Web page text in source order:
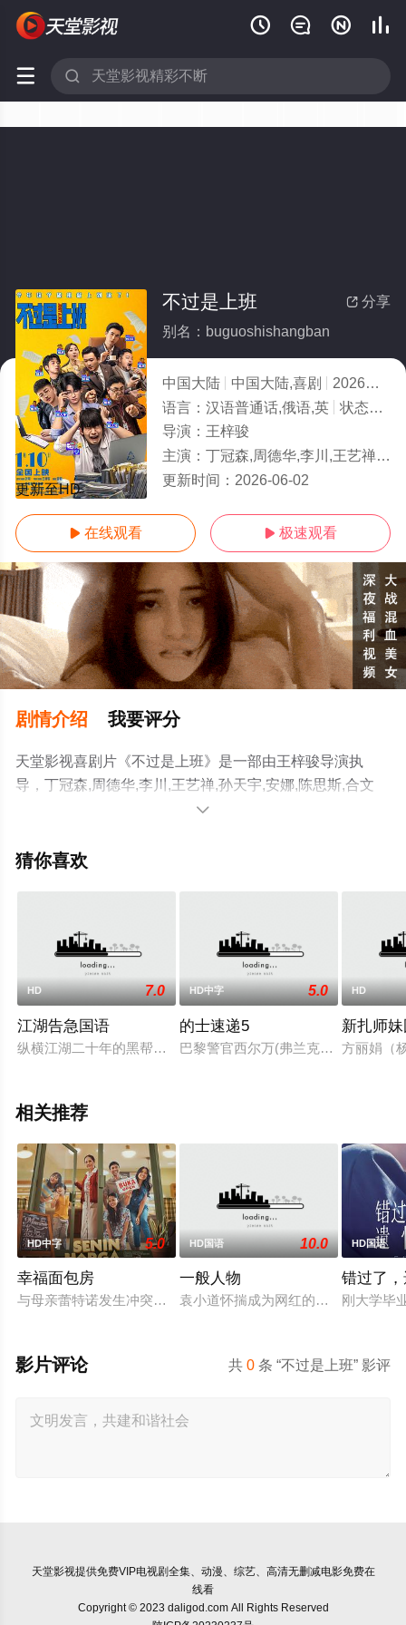
   
 
更新至HD
 分享
不过是上班
别名：buguoshishangban
中国大陆 中国大陆,喜剧 2026
4.0
语言： 汉语普通话,俄语,英 状态：
导演： 王梓骏
主演： 丁冠森,周德华,李川,王艺禅,孙天宇,安娜,陈思斯,合文俊,小爱,李孝谦,吴俊霆,李逗逗,帕赛
更新时间： 2026-06-02
 在线观看  极速观看
剧情介绍 我要评分
天堂影视喜剧片《不过是上班》是一部由王梓骏导演执
导，丁冠森,周德华,李川,王艺禅,孙天宇,安娜,陈思斯,合文
俊,小爱,李孝谦,吴俊霆,李逗逗,帕赛等演员精彩演绎的中国
天堂电影网，更多相关信息可移步至豆瓣电影、电视猫或

猜你喜欢
HD 7.0
江湖告急国语
纵横江湖二十年的黑帮大佬任因久（梁家辉 饰）树敌无数，因
HD中字 5.0
的士速递5
巴黎警官西尔万(弗兰克·盖思堂彼得
HD
新扎师
方丽娟（
相关推荐
HD中字 5.0
幸福面包房
与母亲蕾特诺发生冲突后，穆蒂亚离家出走，决心证明自己的独
HD国语 10.0
一般人物
袁小道怀揣成为网红的梦想创作短视
HD国语
错过了
刚大学毕
共0 条 “不过是上班” 影评
影片评论
天堂影视提供免费VIP电视剧全集、动漫、综艺、高清无删减电影免费在
线看
Copyright © 2023 daligod.com All Rights Reserved